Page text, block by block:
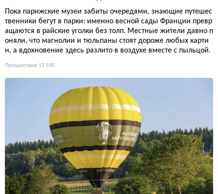
Пока парижские музеи забиты очередями, знающие путешес
твенники бегут в парки: именно весной сады Франции превр
ащаются в райские уголки без толп. Местные жители давно п
оняли, что магнолии и тюльпаны стоят дороже любых карти
н, а вдохновение здесь разлито в воздухе вместе с пыльцой.
Путешествия 13 590